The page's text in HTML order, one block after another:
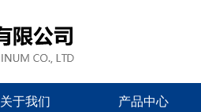
关于我们 产品中心